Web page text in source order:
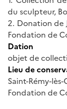
du sculpteur,
2. Donation de
Fondation de
Dation
objet de
Lieu de
Saint-Rémy-
Fondation de